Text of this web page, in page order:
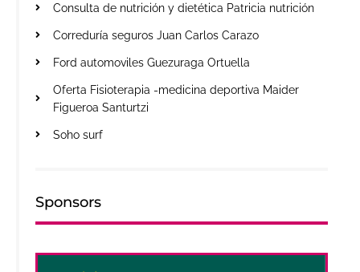
Consulta de nutrición y dietética Patricia nutrición
Correduría seguros Juan Carlos Carazo
Ford automoviles Guezuraga Ortuella
Oferta Fisioterapia -medicina deportiva Maider
Figueroa Santurtzi
Soho surf
Sponsors